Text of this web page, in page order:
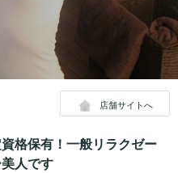
店舗サイトへ
格保有！一般リラクゼー
人です